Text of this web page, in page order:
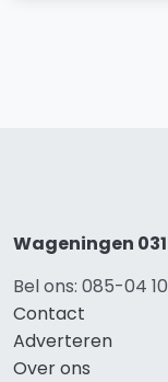
Wageningen
Bel ons: 085-04
Contact
Adverteren
Over ons